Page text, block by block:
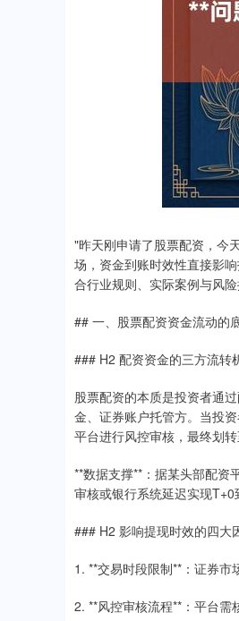
"昨天刚申请了股票配资，今
场，资金到账时效性直接影
合行业规则、实际案例与风
## 一、股票配资资金流动的
### H2 配资资金的三方流转
股票配资的本质是投资者通
金、证券账户托管方。当投
平台进行风控审核，最终划转
**数据支撑**：据某头部配资
审核或银行系统延迟实现T+0
### H2 影响提现时效的四大
1. **交易时段限制**：证券市
2. **风控审核流程**：平台需